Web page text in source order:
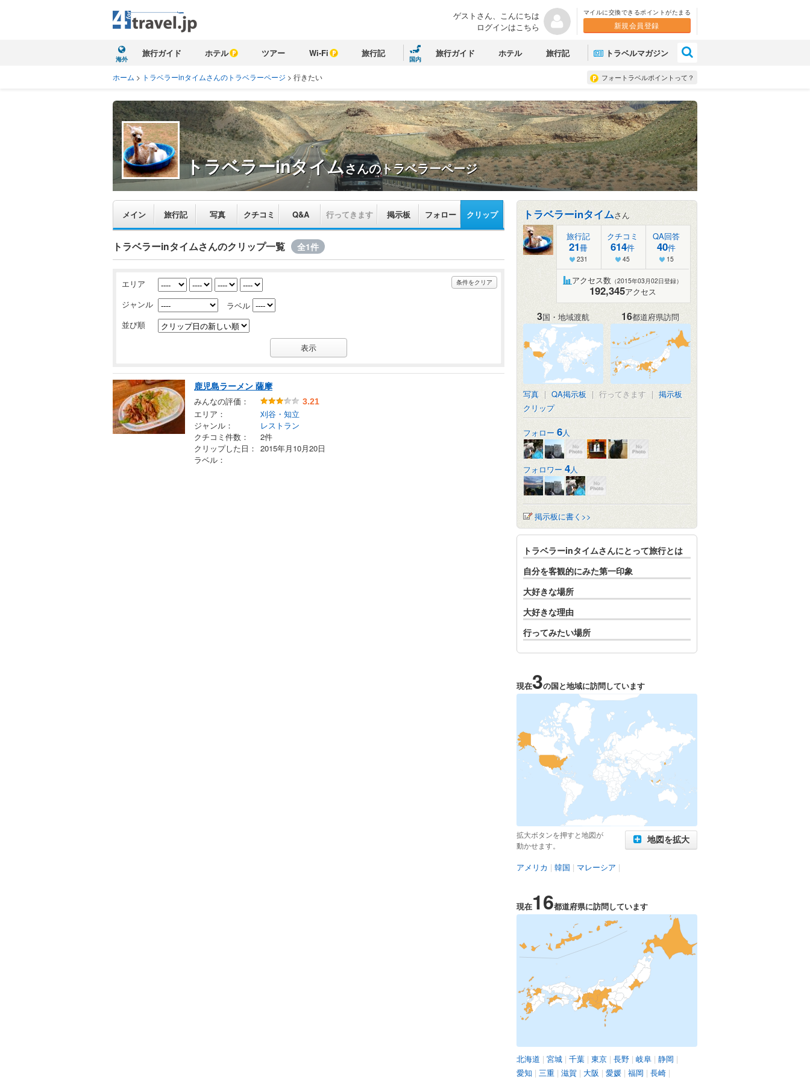
ゲストさん、こんにちは
ログインはこちら
マイルに交換できるポイントがたまる
新規会員登録
海外
旅行ガイド ホテル ツアー Wi-Fi 旅行記
国内
旅行ガイド ホテル 旅行記 トラベルマガジン
フォートラベルポイントって？
ホーム > トラベラーinタイムさんのトラベラーページ > 行きたい
トラベラーinタイムさんのトラベラーページ
メイン 旅行記 写真 クチコミ Q&A 行ってきます 掲示板 フォロー クリップ
トラベラーinタイムさんのクリップ一覧 全1件
条件をクリア
エリア
ジャンル
ラベル
並び順
鹿児島ラーメン 薩摩
みんなの評価： 3.21
エリア：
刈谷・知立
ジャンル：
レストラン
クチコミ件数：
2件
クリップした日： 2015年月10月20日
ラベル：
トラベラーinタイムさん
旅行記
21冊
231
クチコミ
614件
45
QA回答
40件
15
アクセス数 （2015年03月02日登録）
192,345アクセス
3国・地域渡航 16都道府県訪問
写真 | QA掲示板 | 行ってきます | 掲示板
クリップ
フォロー 6人
フォロワー 4人
掲示板に書く>>
トラベラーinタイムさんにとって旅行とは
自分を客観的にみた第一印象
大好きな場所
大好きな理由
行ってみたい場所
現在3の国と地域に訪問しています
拡大ボタンを押すと地図が
動かせます。
地図を拡大
アメリカ | 韓国 | マレーシア |
現在16都道府県に訪問しています
北海道 | 宮城 | 千葉 | 東京 | 長野 | 岐阜 | 静岡 |
愛知 | 三重 | 滋賀 | 大阪 | 愛媛 | 福岡 | 長崎 |